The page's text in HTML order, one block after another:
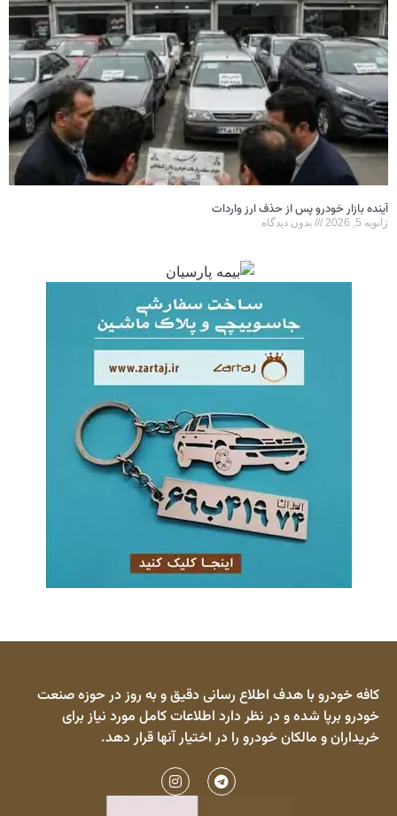
آینده بازار خودرو پس از حذف ارز واردات
ژانویه 5, 2026 بدون دیدگاه
کافه خودرو با هدف اطلاع رسانی دقیق و به روز در حوزه صنعت
خودرو برپا شده و در نظر دارد اطلاعات کامل مورد نیاز برای
خریداران و مالکان خودرو را در اختیار آنها قرار دهد.